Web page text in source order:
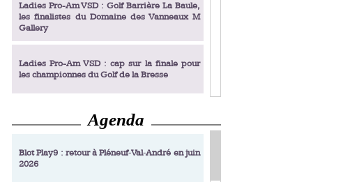
Ladies Pro-Am VSD : Golf Barrière La Baule,
les finalistes du Domaine des Vanneaux M
Gallery
Ladies Pro-Am VSD : cap sur la finale pour
les championnes du Golf de la Bresse
Ladies Pro-Am VSD : Golf du Prieuré, elles
décrochent leur billet pour la finale
Enfin un livre de golf pensé pour les femmes
Agenda
Blot Play9 : retour à Pléneuf‑Val‑André en juin
2026